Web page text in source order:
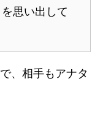
思い出して
、相手もアナタ